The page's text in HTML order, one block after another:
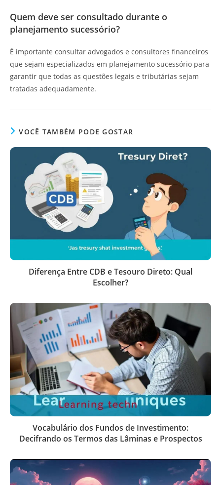
Quem deve ser consultado durante o
planejamento sucessório?
É importante consultar advogados e consultores financeiros
que sejam especializados em planejamento sucessório para
garantir que todas as questões legais e tributárias sejam
tratadas adequadamente.
VOCÊ TAMBÉM PODE GOSTAR
Diferença Entre CDB e Tesouro Direto: Qual
Escolher?
Vocabulário dos Fundos de Investimento:
Decifrando os Termos das Lâminas e Prospectos